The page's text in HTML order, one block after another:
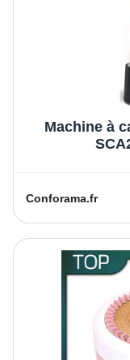
Machine à
Conforama.fr